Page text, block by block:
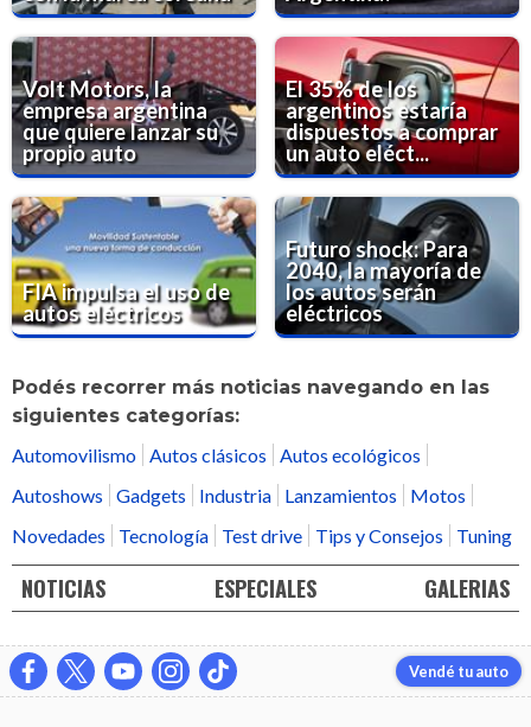
Volt Motors, la
empresa argentina
que quiere lanzar su
propio auto
El 35% de los
argentinos estaría
dispuestos a comprar
un auto eléct...
FIA impulsa el uso de
autos eléctricos
Futuro shock: Para
2040, la mayoría de
los autos serán
eléctricos
Podés recorrer más noticias navegando en las
siguientes categorías:
Automovilismo
Autos clásicos
Autos ecológicos
Autoshows
Gadgets Industria Lanzamientos
Motos
Novedades
Tecnología Test drive Tips y Consejos Tuning
NOTICIAS ESPECIALES GALERIAS
Vendé tu auto